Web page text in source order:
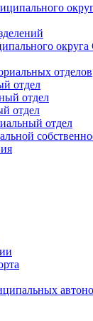
отделов
отдел
отдел
отдел
отдел